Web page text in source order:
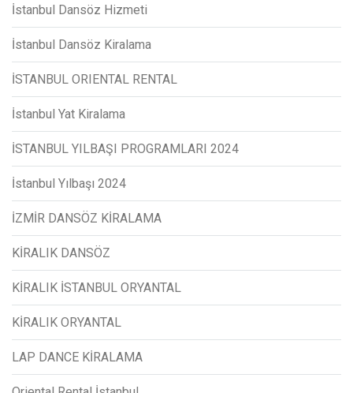
İstanbul Dansöz Hizmeti
İstanbul Dansöz Kiralama
İSTANBUL ORIENTAL RENTAL
İstanbul Yat Kiralama
İSTANBUL YILBAŞI PROGRAMLARI 2024
İstanbul Yılbaşı 2024
İZMİR DANSÖZ KİRALAMA
KİRALIK DANSÖZ
KİRALIK İSTANBUL ORYANTAL
KİRALIK ORYANTAL
LAP DANCE KİRALAMA